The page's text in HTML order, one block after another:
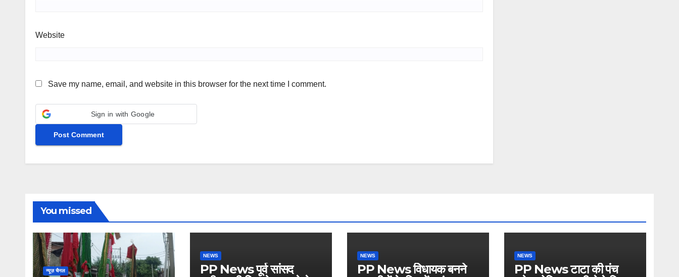
Website
Save my name, email, and website in this browser for the next time I comment.
Sign in with Google
You missed
न्यूज़ चैनल
NEWS
PP News पूर्व सांसद
NEWS
PP News विधायक बनने
NEWS
PP News टाटा की पंच